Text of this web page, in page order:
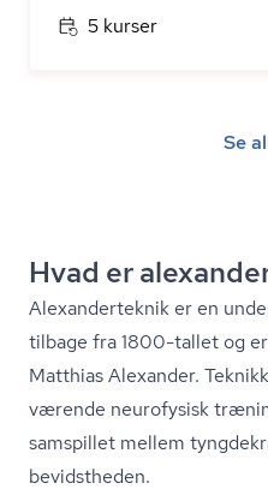
5 kurser
Se
Hvad er
Ale­xan­der­tek­nik er en
tilbage fra 1800-tallet og
Matthias Alexander.
værende neurofysisk
samspillet mellem
bevidstheden.